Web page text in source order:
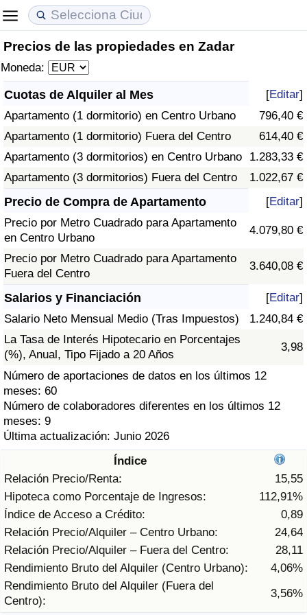
Precios de las propiedades en Zadar
Moneda:
Cuotas de Alquiler al Mes [Editar]
Apartamento (1 dormitorio) en Centro Urbano
796,40 €
Apartamento (1 dormitorio) Fuera del Centro
614,40 €
Apartamento (3 dormitorios) en Centro Urbano
1.283,33 €
Apartamento (3 dormitorios) Fuera del Centro
1.022,67 €
Precio de Compra de Apartamento [Editar]
Precio por Metro Cuadrado para Apartamento
en Centro Urbano
4.079,80 €
Precio por Metro Cuadrado para Apartamento
Fuera del Centro
3.640,08 €
Salarios y Financiación [Editar]
Salario Neto Mensual Medio (Tras Impuestos)
1.240,84 €
La Tasa de Interés Hipotecario en Porcentajes
(%), Anual, Tipo Fijado a 20 Años
3,98
Número de aportaciones de datos en los últimos 12
meses: 60
Número de colaboradores diferentes en los últimos 12
meses: 9
Última actualización: Junio 2026
Índice
Relación Precio/Renta:
15,55
Hipoteca como Porcentaje de Ingresos:
112,91%
Índice de Acceso a Crédito:
0,89
Relación Precio/Alquiler – Centro Urbano:
24,64
Relación Precio/Alquiler – Fuera del Centro:
28,11
Rendimiento Bruto del Alquiler (Centro Urbano):
4,06%
Rendimiento Bruto del Alquiler (Fuera del
Centro):
3,56%
Coste de vida
Índice de Costo de Vida (Actual)
Índice de Costo de Vida
Índice de costo de vida por país
Precios de las propiedades
Índice de Precios de Inmuebles (Actual)
Índice de Precios de Inmuebles
Índice de Precios de Inmuebles por País
Calidad de Vida
Índice de Calidad de Vida
Índice de Calidad de Vida (Actual)
Índice de calidad de vida por país
Calificación del Índice de Criminalidad
(Actual)
Índice de Criminalidad
Índice de criminalidad por país
Sanidad
Índice de Sanidad (Actual)
Índice de Sanidad
Índice de Sanidad por País
Índice de contaminación
Índice de Contaminación por País